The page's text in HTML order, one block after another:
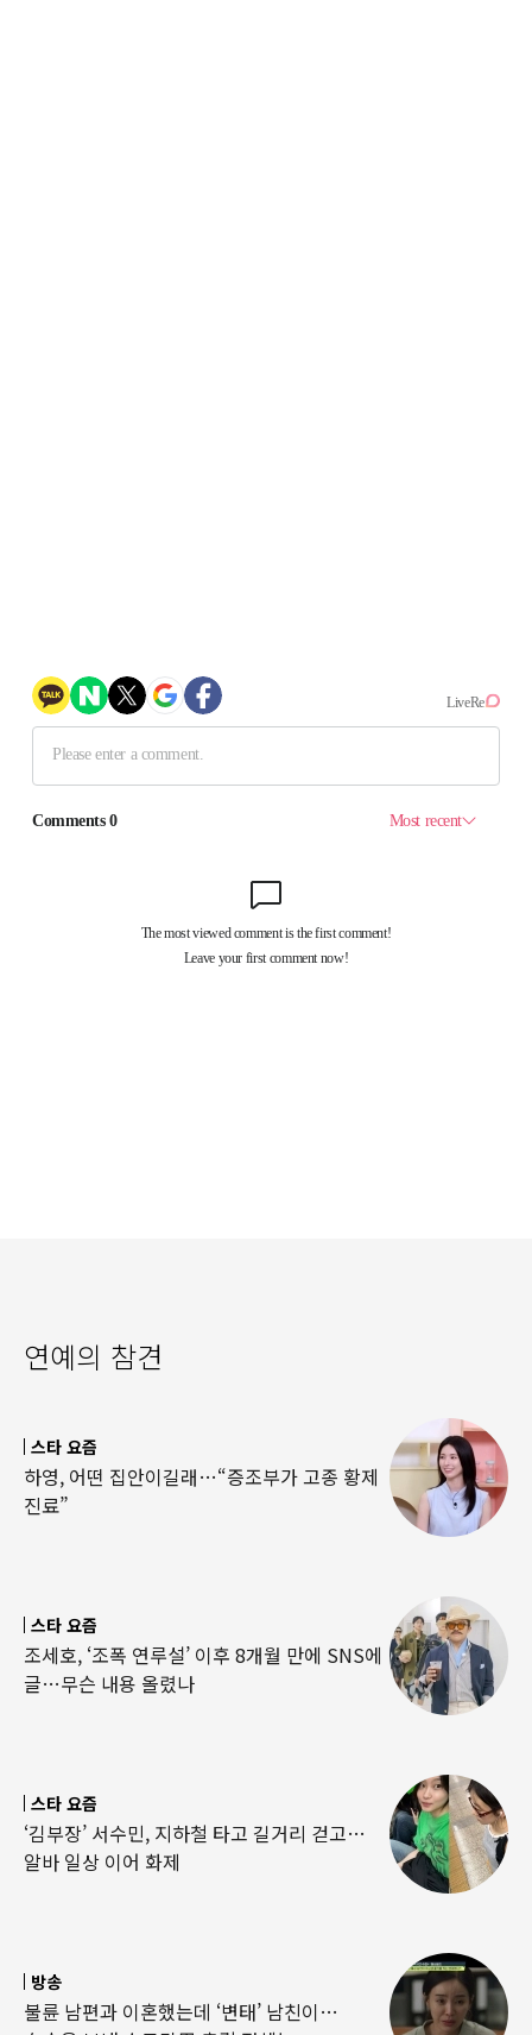
연예의 참견
스타 요즘
하영, 어떤 집안이길래…“증조부가 고종 황제
진료”
스타 요즘
조세호, ‘조폭 연루설’ 이후 8개월 만에 SNS에
글…무슨 내용 올렸나
스타 요즘
‘김부장’ 서수민, 지하철 타고 길거리 걷고…
알바 일상 이어 화제
방송
불륜 남편과 이혼했는데 ‘변태’ 남친이…